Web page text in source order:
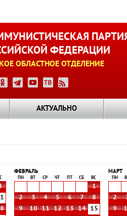
ФЕДЕРАЦИИ
ОБЛАСТНОЕ ОТДЕЛЕНИЕ
АКТУАЛЬНО
ФЕВРАЛЬ
ПН ВТ СР ЧТ СБ ВС
1
2
3 4 5 6 7
8
9
10 11 12 13 14
15
МАРТ
ПН
2
9